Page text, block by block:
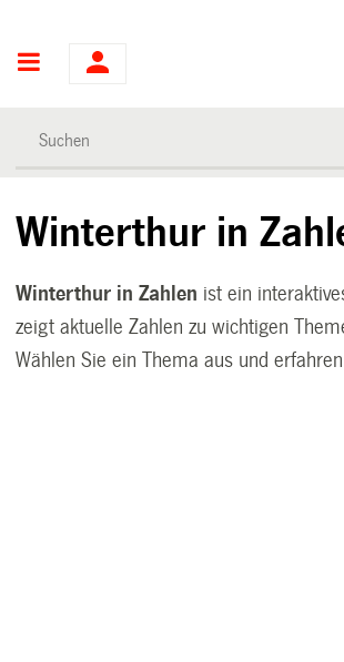
Hauptnavigation
Winterthur in
Winterthur in Zahlen ist ein
zeigt aktuelle Zahlen zu wichtigen
Wählen Sie ein Thema aus und